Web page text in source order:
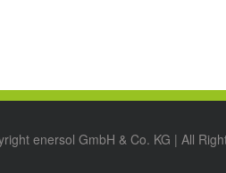
enersol GmbH & Co. KG | All